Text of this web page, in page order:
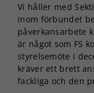
Vi håller med
inom förbundet
påverkansarbete
är något som FS
styrelsemöte i
kräver ett brett
fackliga och den